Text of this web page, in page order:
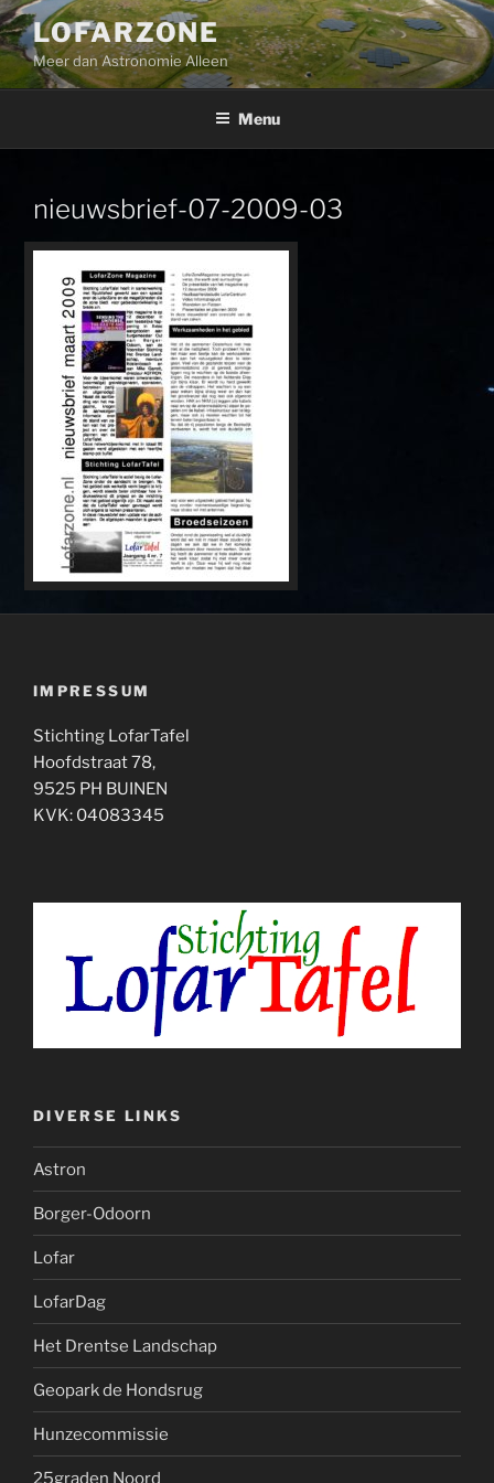
Ga
naar
de
inhoud
LOFARZONE
Meer dan Astronomie Alleen
Menu
nieuwsbrief-07-2009-03
IMPRESSUM
Stichting LofarTafel
Hoofdstraat 78,
9525 PH BUINEN
KVK: 04083345
DIVERSE LINKS
Astron
Borger-Odoorn
Lofar
LofarDag
Het Drentse Landschap
Geopark de Hondsrug
Hunzecommissie
25graden Noord